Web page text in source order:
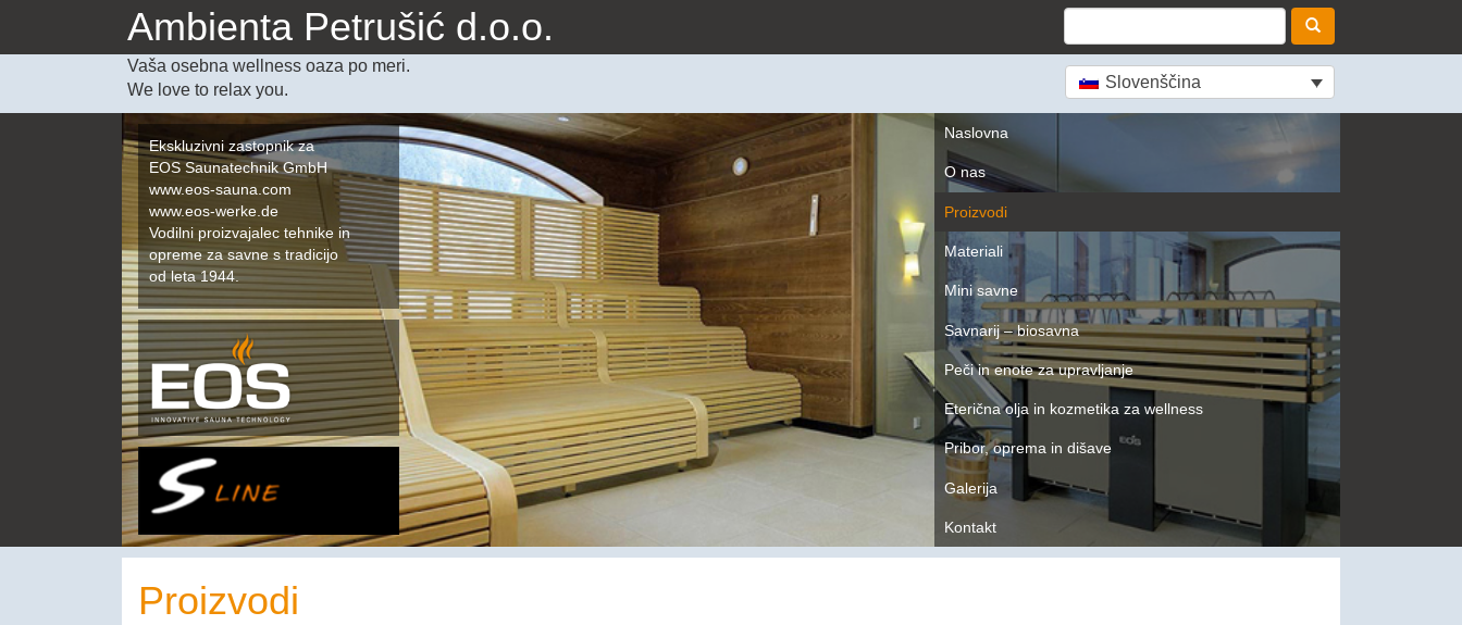
Ambienta Petrušić d.o.o.
Vaša osebna wellness oaza po meri.
We love to relax you.
Slovenščina
Naslovna
O nas
Proizvodi
Materiali
Mini savne
Savnarij – biosavna
Peči in enote za upravljanje
Eterična olja in kozmetika za wellness
Pribor, oprema in dišave
Galerija
Kontakt
Ekskluzivni zastopnik za
EOS Saunatechnik GmbH
www.eos-sauna.com
www.eos-werke.de
Vodilni proizvajalec tehnike in
opreme za savne s tradicijo
od leta 1944.
Proizvodi